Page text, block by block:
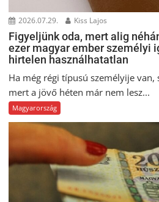
2026.07.29. Kiss Lajos
Figyeljünk oda, mert alig
ezer magyar ember személyi
hirtelen használhatatlan
Ha még régi típusú személyije van,
mert a jövő héten már nem lesz...
Magyarország